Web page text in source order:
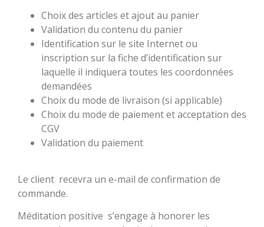
Choix des articles et ajout au panier
Validation du contenu du panier
Identification sur le site Internet ou
inscription sur la fiche d’identification sur
laquelle il indiquera toutes les coordonnées
demandées
Choix du mode de livraison (si applicable)
Choix du mode de paiement et acceptation des
CGV
Validation du paiement
Le client recevra un e-mail de confirmation de
commande.
Méditation positive s’engage à honorer les